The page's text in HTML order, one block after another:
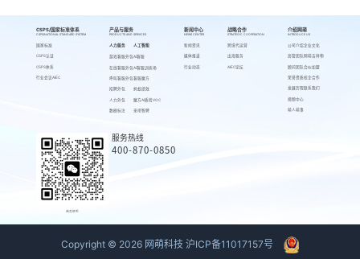
CSPS/国家标准体系
CSPS/NATIONAL STANDARD SYSTEM
国家标准
CSPS认证
CSPS体系
行业会议AIEC
产品与服务
PRODUCTS AND SERVICES
人力服务
游戏客服外包
在线客服外包
呼叫客服外包
招聘外包
人力外包
数据标注
人工智能
AI客服
AI客服训练场
客服魔方
蚂蚁绩效
魔方AI质检VOC
来呗智聘
新闻中心
NEWS CENTER
新闻资讯
媒体报道
行业动态
战略合作
STRATEGIC COOPERATION
跨境代运营
出海服务
AIEC论坛
介绍网萌
INTRODUCE US
公司介绍
高管团队
顾问团队
荣誉资质
发展历程
视频中心
萌人萌事
企业文化
网萌吉祥物
合伙加盟
校企合作
联系我们
商务联系
服务热线
400-870-0850
Copyright © 2026 网萌科技 沪ICP备11017157号